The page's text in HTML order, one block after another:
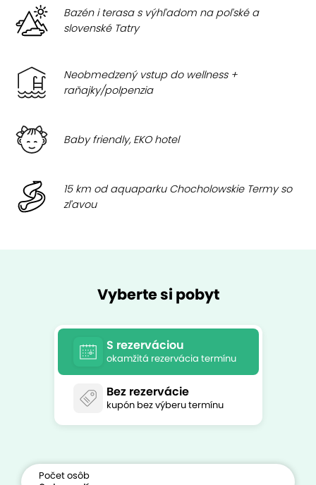
Bazén i terasa s výhľadom na poľské a
slovenské Tatry
Neobmedzený vstup do wellness +
raňajky/polpenzia
Baby friendly, EKO hotel
15 km od aquaparku Chocholowskie Termy so
zľavou
Vyberte si pobyt
S rezerváciou
okamžitá rezervácia termínu
Bez rezervácie
kupón bez výberu termínu
Počet osôb